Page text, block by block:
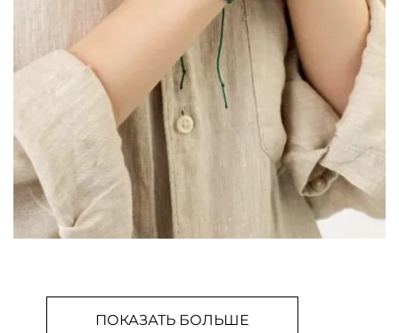
ПОКАЗАТЬ БОЛЬШЕ